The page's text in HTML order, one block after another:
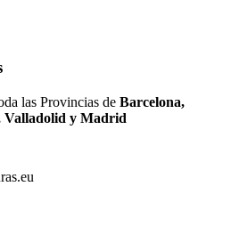
las Provincias de Barcelona,
Valladolid y Madrid